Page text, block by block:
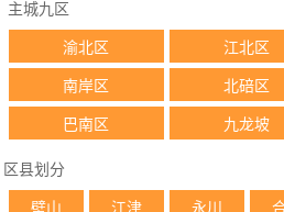
主城九区
渝北区 江北区
南岸区 北碚区
巴南区 九龙坡
区县划分
壁山 江津 永川